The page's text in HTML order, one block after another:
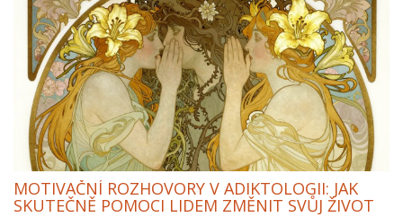
MOTIVAČNÍ ROZHOVORY V ADIKTOLOGII: JAK
SKUTEČNĚ POMOCI LIDEM ZMĚNIT SVŮJ ŽIVOT